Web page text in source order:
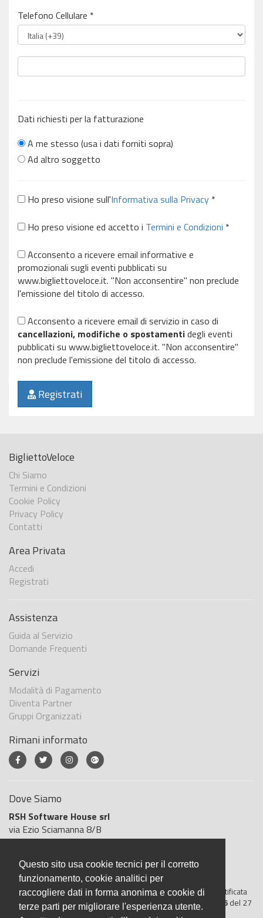
Questo sito usa cookie tecnici per il corretto
funzionamento, cookie analitici per
raccogliere dati in forma anonima e cookie di
terze parti per migliorare l'esperienza utente.
Telefono Cellulare *
Dati richiesti per la fatturazione
A me stesso (usa i dati forniti sopra)
Ad altro soggetto
Ho preso visione sull'Informativa sulla Privacy *
Ho preso visione ed accetto i Termini e Condizioni *
Acconsento a ricevere email informative e
promozionali sugli eventi pubblicati su
www.bigliettoveloce.it. "Non acconsentire" non preclude
l'emissione del titolo di accesso.
Acconsento a ricevere email di servizio in caso di
cancellazioni, modifiche o spostamentidegli eventi
pubblicati su www.bigliettoveloce.it. "Non acconsentire"
non preclude l'emissione del titolo di accesso.
Registrati
BigliettoVeloce
Chi Siamo
Termini e Condizioni
Cookie Policy
Privacy Policy
Contatti
Area Privata
Accedi
Registrati
Assistenza
Guida al Servizio
Domande Frequenti
Servizi
Modalità di Pagamento
Diventa Partner
Gruppi Organizzati
Rimani informato
Dove Siamo
RSH Software House srl
via Ezio Sciamanna 8/B
00168 Roma
Italia
BigliettoVeloce è basato sulla piattaforma"GeSiFi ver 1.5"
certificata
dall’Agenzia delle Entrate con protocollo numero2021/103896 del 27
aprile 2021